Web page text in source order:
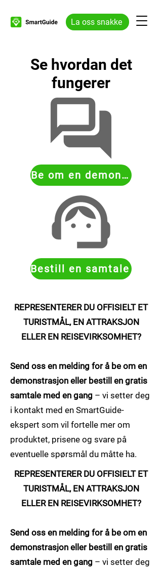
La oss snakke
Se hvordan det
fungerer
Be om en demonstrasjon
Bestill en samtale
REPRESENTERER DU OFFISIELT ET
TURISTMÅL, EN ATTRAKSJON
ELLER EN REISEVIRKSOMHET?
Send oss en melding for å be om en
demonstrasjon eller bestill en gratis
samtale med en gang – vi setter deg
i kontakt med en SmartGuide-
ekspert som vil fortelle mer om
produktet, prisene og svare på
eventuelle spørsmål du måtte ha.
REPRESENTERER DU OFFISIELT ET
TURISTMÅL, EN ATTRAKSJON
ELLER EN REISEVIRKSOMHET?
Send oss en melding for å be om en
demonstrasjon eller bestill en gratis
samtale med en gang – vi setter deg